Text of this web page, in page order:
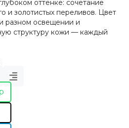
оттенке: сочетание
и золотистых переливов. Цвет
разном освещении и
структуру кожи — каждый